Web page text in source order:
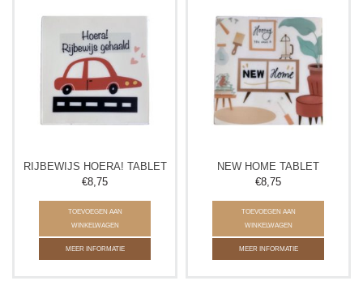
RIJBEWIJS HOERA! TABLET
€8,75
TOEVOEGEN AAN
WINKELWAGEN
MEER INFORMATIE
NEW HOME TABLET
€8,75
TOEVOEGEN AAN
WINKELWAGEN
MEER INFORMATIE